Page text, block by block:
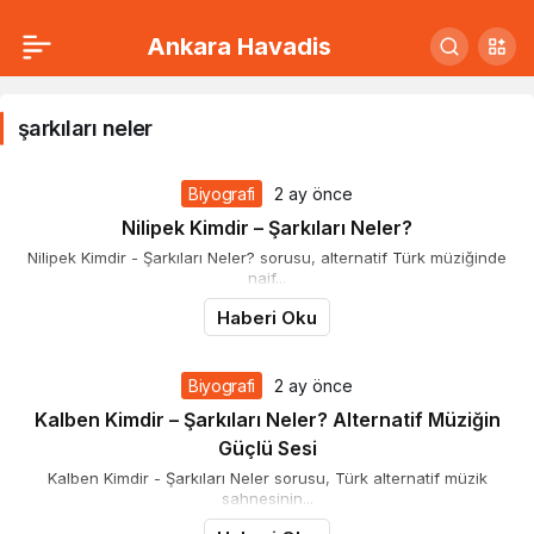
Ankara Havadis
şarkıları
şarkıları neler
Biyografi 2 ay önce
Nilipek Kimdir – Şarkıları Neler?
Nilipek Kimdir - Şarkıları Neler? sorusu, alternatif Türk müziğinde
naif...
Haberi Oku
Biyografi 2 ay önce
Kalben Kimdir – Şarkıları Neler? Alternatif Müziğin
Güçlü Sesi
Kalben Kimdir - Şarkıları Neler sorusu, Türk alternatif müzik
sahnesinin...